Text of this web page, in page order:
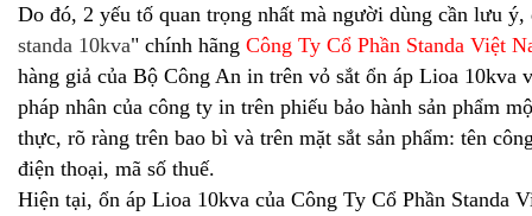
Do đó, 2 yếu tố quan trọng nhất mà người dùng cần lưu ý,
standa 10kva" chính hãng Công Ty Cổ Phần Standa Việt
hàng giả của Bộ Công An in trên vỏ sắt ổn áp Lioa 10kva
pháp nhân của công ty in trên phiếu bảo hành sản phẩm
thực, rõ ràng trên bao bì và trên mặt sắt sản phẩm: tên
điện thoại, mã số thuế.
Hiện tại, ổn áp Lioa 10kva của Công Ty Cổ Phần Standa